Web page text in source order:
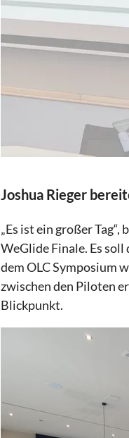
Joshua Rieger
„Es ist ein großer
WeGlide Finale. Es
dem OLC Symposium
zwischen den Piloten
Blickpunkt.